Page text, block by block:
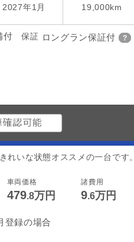
2027年1月 19,000km
付 保証 ロングラン保証付
れいな状態オススメの一台です。
車両価格
479.8万円
諸費用
9.6万円
登録の場合